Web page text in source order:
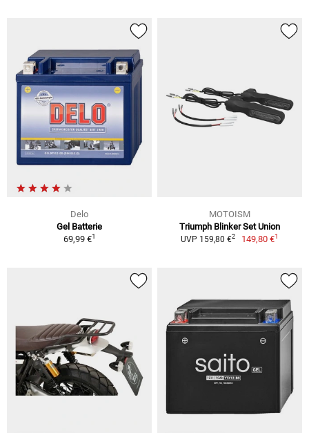
Delo
Gel Batterie
69,99 €1
MOTOISM
Triumph Blinker Set Union
UVP 159,80 €2 149,80 €1